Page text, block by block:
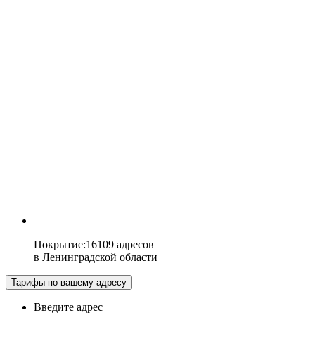
Покрытие:16109 адресов
в Ленинградской области
Тарифы по вашему адресу
Введите адрес